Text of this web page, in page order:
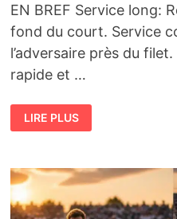
EN BREF Service long:
fond du court. Service
l’adversaire près du
rapide et …
LES
DIFFÉRENTS
TYPES
AU
BADMINTON
ET
LEUR
UTILISATION
LIRE PLUS